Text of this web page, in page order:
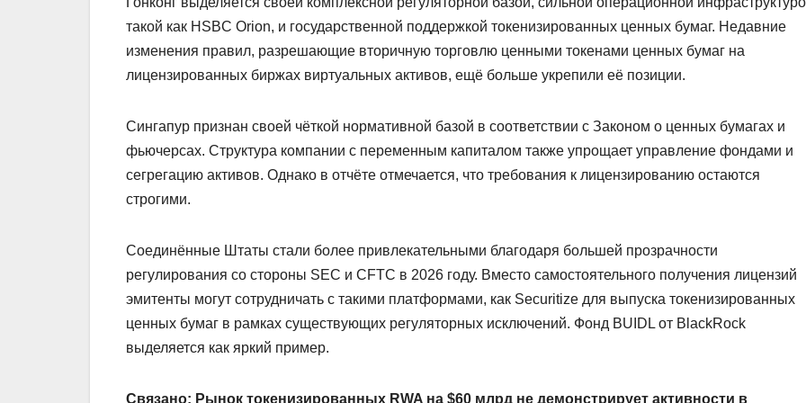
такой как HSBC Orion, и государственной поддержкой токенизированных ценных бумаг. Недавние
изменения правил, разрешающие вторичную торговлю ценными токенами ценных бумаг на
лицензированных биржах виртуальных активов, ещё больше укрепили её позиции.
Сингапур признан своей чёткой нормативной базой в соответствии с Законом о ценных бумагах и
фьючерсах. Структура компании с переменным капиталом также упрощает управление фондами и
сегрегацию активов. Однако в отчёте отмечается, что требования к лицензированию остаются
строгими.
Соединённые Штаты стали более привлекательными благодаря большей прозрачности
регулирования со стороны SEC и CFTC в 2026 году. Вместо самостоятельного получения лицензий
эмитенты могут сотрудничать с такими платформами, как Securitize для выпуска токенизированных
ценных бумаг в рамках существующих регуляторных исключений. Фонд BUIDL от BlackRock
выделяется как яркий пример.
Связано: Рынок токенизированных RWA на $60 млрд не демонстрирует активности в